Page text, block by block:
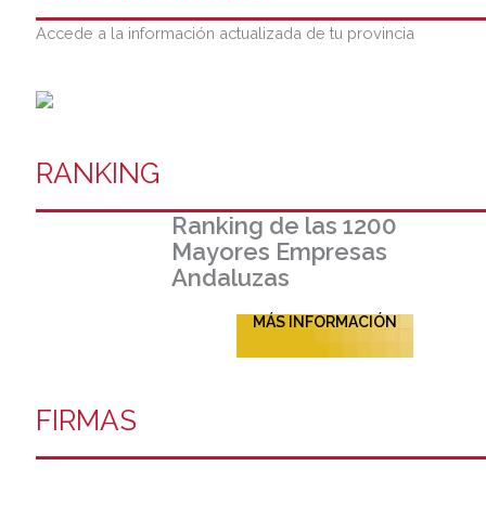
Accede a la información actualizada de tu provincia
RANKING
Ranking de las 1200
Mayores Empresas
Andaluzas
MÁS INFORMACIÓN
FIRMAS